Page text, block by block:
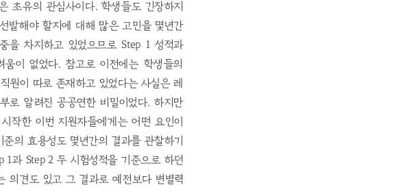
초유의 관심사이다. 학생들도 긴장하지
발해야 할지에 대해 많은 고민을 몇년간
을 차지하고 있었으므로 Step 1 성적과
이 없었다. 참고로 이전에는 학생들의
원이 따로 존재하고 있었다는 사실은 레
로 알려진 공공연한 비밀이었다. 하지만
작한 이번 지원자들에게는 어떤 요인이
의 효용성도 몇년간의 결과를 관찰하기
1과 Step 2 두 시험성적을 기준으로 하던
의견도 있고 그 결과로 예전보다 변별력